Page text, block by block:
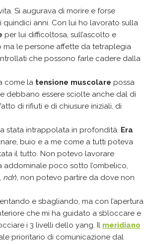
Si augurava di morire e forse
anni. Con lui ho lavorato sulla
per lui difficoltosa, sull’ascolto e
le persone affette da tetraplegia
che possono farle cadere dalla
come la tensione muscolare possa
debbano essere sciolte anche dal di
di rifiuti e di chiusure iniziali, di
stata intrappolata in profondità. Era
buio e a me come a tutti poteva
il tutto. Non potevo lavorare
addominale poco sotto l’ombelico,
ndr), non potevo partire da dove non
e sbagliando, ma con l’apertura
che mi ha guidato a sbloccare e
i 3 livelli dello yang. Il meridiano
prioritario di comunicazione dal